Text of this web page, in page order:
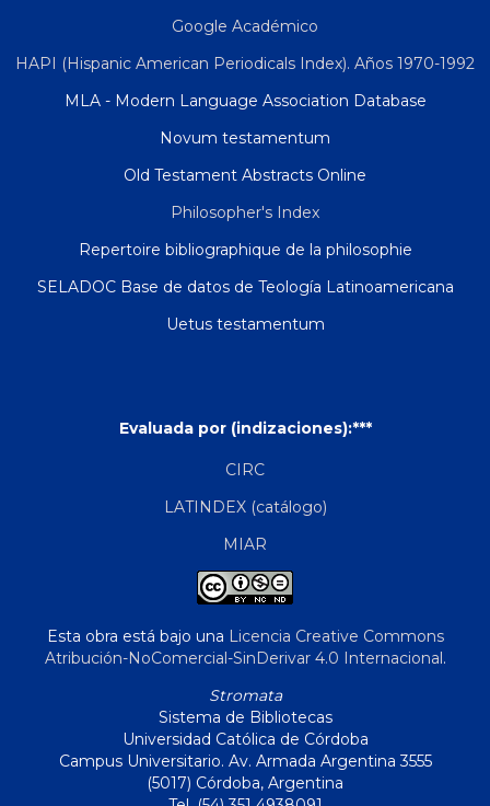
Google Académico
HAPI (Hispanic American Periodicals Index). Años 1970-1992
MLA - Modern Language Association Database
Novum testamentum
Old Testament Abstracts Online
Philosopher's Index
Repertoire bibliographique de la philosophie
SELADOC Base de datos de Teología Latinoamericana
Uetus testamentum
Evaluada por (indizaciones):***
CIRC
LATINDEX (catálogo)
MIAR
Esta obra está bajo una Licencia Creative Commons
Atribución-NoComercial-SinDerivar 4.0 Internacional.
Stromata
Sistema de Bibliotecas
Universidad Católica de Córdoba
Campus Universitario. Av. Armada Argentina 3555
(5017) Córdoba, Argentina